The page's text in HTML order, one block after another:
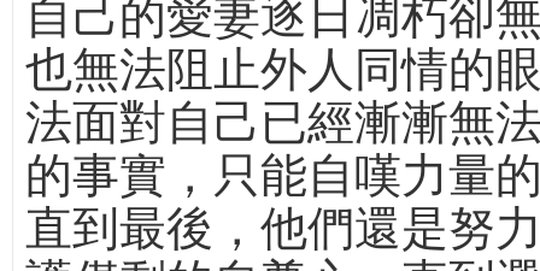
自己的愛妻逐日凋朽卻
也無法阻止外人同情的
法面對自己已經漸漸無
的事實，只能自嘆力量
直到最後，他們還是努